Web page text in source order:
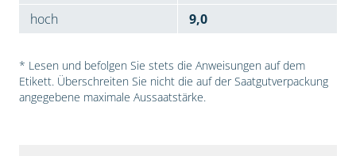
hoch
9,0
* Lesen und befolgen Sie stets die Anweisungen auf dem
Etikett. Überschreiten Sie nicht die auf der Saatgutverpackung
angegebene maximale Aussaatstärke.